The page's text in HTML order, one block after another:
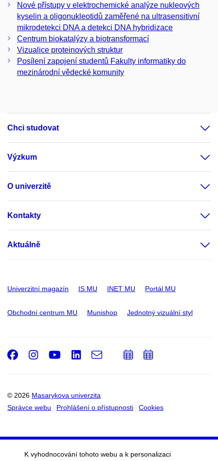
Nové přístupy v elektrochemické analýze nukleových
kyselin a oligonukleotidů zaměřené na ultrasensitivní
mikrodetekci DNA a detekci DNA hybridizace
Centrum biokatalýzy a biotransformací
Vizualice proteinových struktur
Posílení zapojení studentů Fakulty informatiky do
mezinárodní vědecké komunity
Chci studovat
Výzkum
O univerzitě
Kontakty
Aktuálně
Univerzitní magazín IS MU INET MU Portál MU
Obchodní centrum MU Munishop Jednotný vizuální styl
© 2026 Masarykova univerzita
Správce webu
Prohlášení o přístupnosti Cookies
Facebook
Instagram
Youtube
LinkedIn
e-
Email
PřidatPřidat
K vyhodnocování tohoto webu a k personalizaci